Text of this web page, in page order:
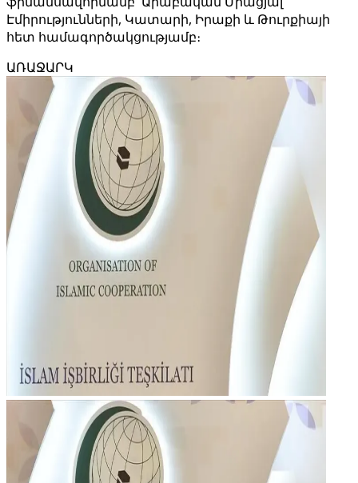
Էմիրությունների, Կատարի, Իրաքի և Թուրքիայի
հետ համագործակցությամբ։
ԱՌԱՋԱՐԿ